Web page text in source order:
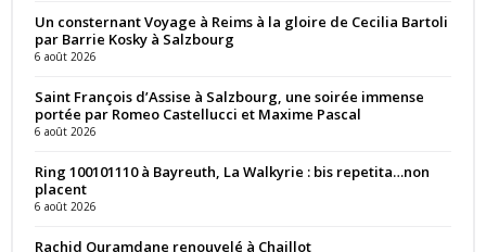
Un consternant Voyage à Reims à la gloire de Cecilia Bartoli
par Barrie Kosky à Salzbourg
6 août 2026
Saint François d’Assise à Salzbourg, une soirée immense
portée par Romeo Castellucci et Maxime Pascal
6 août 2026
Ring 100101110 à Bayreuth, La Walkyrie : bis repetita…non
placent
6 août 2026
Rachid Ouramdane renouvelé à Chaillot